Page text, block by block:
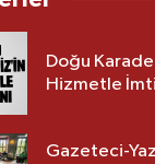
Doğu
Hizmetle
Gazeteci-